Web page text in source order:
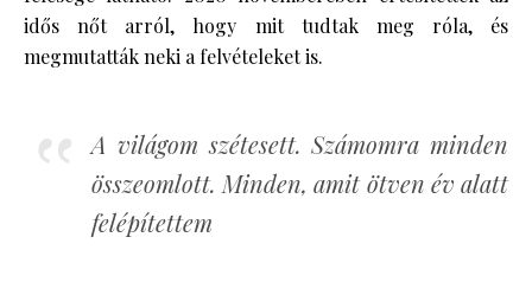
idős nőt arról, hogy mit tudtak meg róla, és
megmutatták neki a felvételeket is.
A világom szétesett. Számomra minden
összeomlott. Minden, amit ötven év alatt
felépítettem